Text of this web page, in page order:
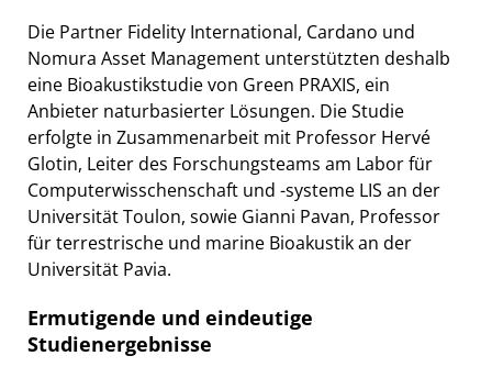
Die Partner Fidelity International, Cardano und
Nomura Asset Management unterstützten deshalb
eine Bioakustikstudie von Green PRAXIS, ein
Anbieter naturbasierter Lösungen. Die Studie
erfolgte in Zusammenarbeit mit Professor Hervé
Glotin, Leiter des Forschungsteams am Labor für
Computerwisschenschaft und -systeme LIS an der
Universität Toulon, sowie Gianni Pavan, Professor
für terrestrische und marine Bioakustik an der
Universität Pavia.
Ermutigende und eindeutige
Studienergebnisse